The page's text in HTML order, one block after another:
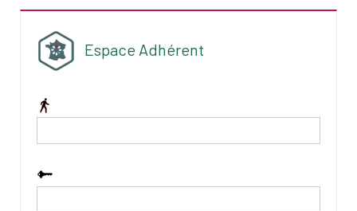
Espace Adhérent